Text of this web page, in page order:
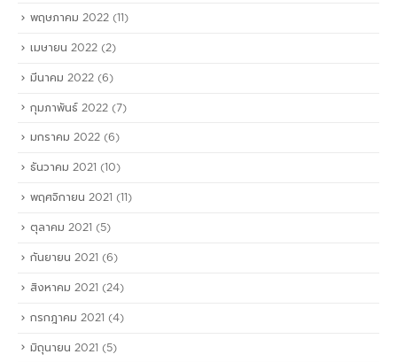
พฤษภาคม 2022 (11)
เมษายน 2022 (2)
มีนาคม 2022 (6)
กุมภาพันธ์ 2022 (7)
มกราคม 2022 (6)
ธันวาคม 2021 (10)
พฤศจิกายน 2021 (11)
ตุลาคม 2021 (5)
กันยายน 2021 (6)
สิงหาคม 2021 (24)
กรกฎาคม 2021 (4)
มิถุนายน 2021 (5)